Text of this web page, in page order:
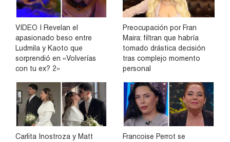
VIDEO | Revelan el
apasionado beso entre
Ludmila y Kaoto que
sorprendió en «Volverías
con tu ex? 2»
Preocupación por Fran
Maira: filtran que habría
tomado drástica decisión
tras complejo momento
personal
Carlita Inostroza y Matt
Francoise Perrot se